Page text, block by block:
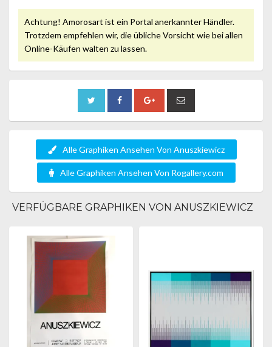
Achtung! Amorosart ist ein Portal anerkannter Händler.
Trotzdem empfehlen wir, die übliche Vorsicht wie bei allen
Online-Käufen walten zu lassen.
Alle Graphiken Ansehen Von Anuszkiewicz
Alle Graphiken Ansehen Von Rogallery.com
VERFÜGBARE GRAPHIKEN VON ANUSZKIEWICZ